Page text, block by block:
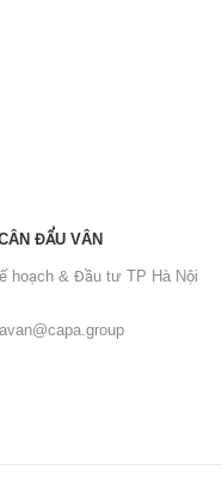
ĐẨU VÂN
hoạch & Đầu tư TP Hà Nội